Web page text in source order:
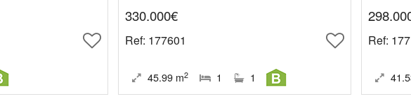
330.000€
Ref: 177601
45.99 m2 1 1
Ref: